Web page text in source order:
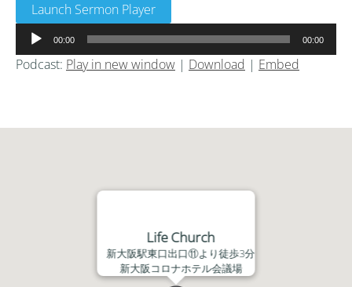
Launch Sermon Player
声
プ
ヤ
00:00 00:00
Podcast: Play in new window | Download | Embed
Life Church
新大阪駅東口出口⑪より徒歩3分
新大阪コロナホテル会議場